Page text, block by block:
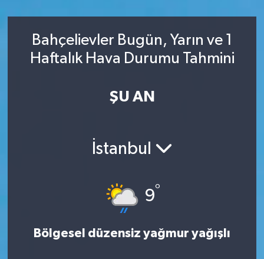
Bahçelievler Bugün, Yarın ve 1
Haftalık Hava Durumu Tahmini
ŞU AN
İstanbul
9°
Bölgesel düzensiz yağmur yağışlı
MODA
EĞİTİM
Eskişehir Trafik Yoğunluk Haritası
Süper Lig Puan Durumu ve Fikstür
Son Dakika Haberleri